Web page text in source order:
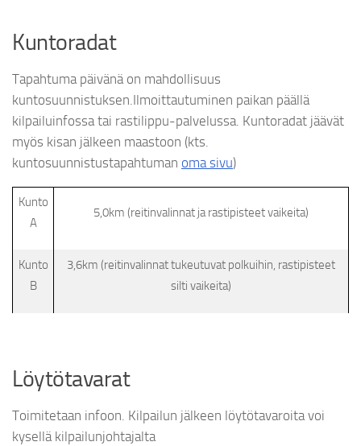
Kuntoradat
Tapahtuma päivänä on mahdollisuus
kuntosuunnistuksen.Ilmoittautuminen paikan päällä
kilpailuinfossa tai rastilippu-palvelussa. Kuntoradat jäävät
myös kisan jälkeen maastoon (kts.
kuntosuunnistustapahtuman oma sivu)
Kunto
A
5,0km (reitinvalinnat ja rastipisteet vaikeita)
Kunto
B
3,6km (reitinvalinnat tukeutuvat polkuihin, rastipisteet
silti vaikeita)
Löytötavarat
Toimitetaan infoon. Kilpailun jälkeen löytötavaroita voi
kysellä kilpailunjohtajalta